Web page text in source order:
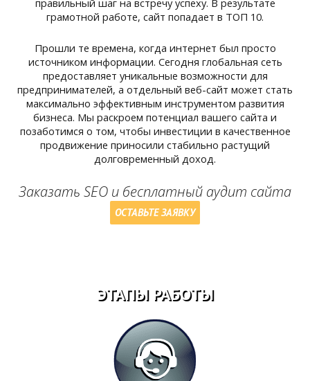
правильный шаг на встречу успеху. В результате
грамотной работе, сайт попадает в ТОП 10.
Прошли те времена, когда интернет был просто
источником информации. Сегодня глобальная сеть
предоставляет уникальные возможности для
предпринимателей, а отдельный веб-сайт может стать
максимально эффективным инструментом развития
бизнеса. Мы раскроем потенциал вашего сайта и
позаботимся о том, чтобы инвестиции в качественное
продвижение приносили стабильно растущий
долговременный доход.
Заказать SEO и бесплатный аудит сайта
ОСТАВЬТЕ ЗАЯВКУ
ЭТАПЫ РАБОТЫ